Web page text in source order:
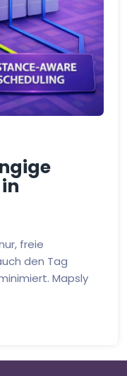
freie
den Tag
Mapsly